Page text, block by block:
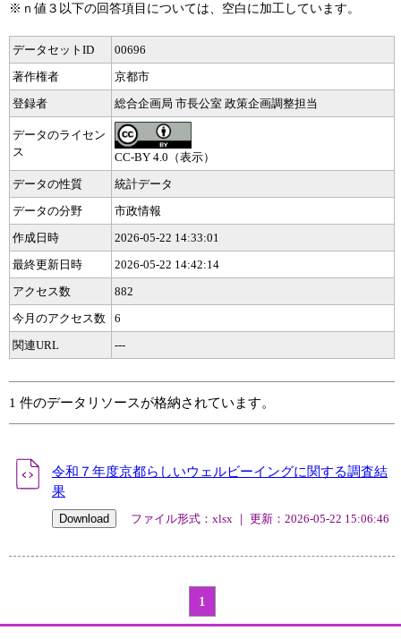
※ｎ値３以下の回答項目については、空白に加工しています。
データセットID
00696
著作権者
京都市
登録者
総合企画局 市長公室 政策企画調整担当
データのライセン
ス
CC-BY 4.0（表示）
データの性質
統計データ
データの分野
市政情報
作成日時
2026-05-22 14:33:01
最終更新日時
2026-05-22 14:42:14
アクセス数
882
今月のアクセス数
6
関連URL
---
1 件のデータリソースが格納されています。
令和７年度京都らしいウェルビーイングに関する調査結
果
ファイル形式：xlsx ｜ 更新：2026-05-22 15:06:46
1